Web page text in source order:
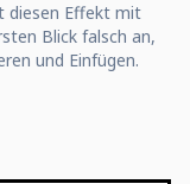
diesen Effekt mit
Blick falsch an,
und Einfügen.